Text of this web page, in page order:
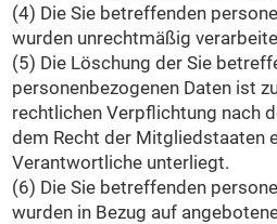
(4) Die Sie betreffenden
wurden unrechtmäßig
(5) Die Löschung der Sie
personenbezogenen Daten ist
rechtlichen Verpflichtung nach
dem Recht der Mitgliedstaaten
Verantwortliche unterliegt.
(6) Die Sie betreffenden
wurden in Bezug auf